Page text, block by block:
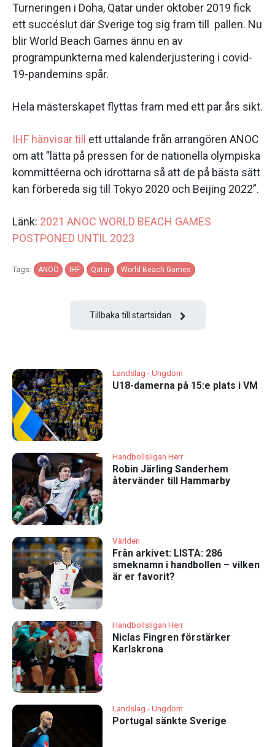
Turneringen i Doha, Qatar under oktober 2019 fick
ett succéslut där Sverige tog sig fram till pallen. Nu
blir World Beach Games ännu en av
programpunkterna med kalenderjustering i covid-
19-pandemins spår.
Hela mästerskapet flyttas fram med ett par års sikt.
IHF hänvisar till
ett uttalande från arrangören ANOC
om att ”lätta på pressen för de nationella olympiska
kommittéerna och idrottarna så att de på bästa sätt
kan förbereda sig till Tokyo 2020 och Beijing 2022”.
Länk: 2021 ANOC WORLD BEACH GAMES
POSTPONED UNTIL 2023
Tags: ANOC IHF Qatar World Beach Games
Tillbaka till startsidan
Landslag - Ungdom
U18-damerna på 15:e plats i VM
Handbollsligan Herr
Robin Järling Sanderhem
återvänder till Hammarby
Världen
Från arkivet: LISTA: 286
smeknamn i handbollen – vilken
är er favorit?
Handbollsligan Herr
Niclas Fingren förstärker
Karlskrona
Landslag - Ungdom
Portugal sänkte Sverige